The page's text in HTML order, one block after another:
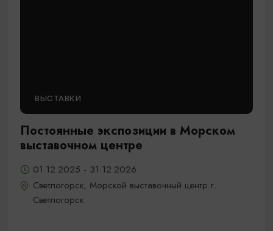
ВЫСТАВКИ
Постоянные экспозиции в Морском
выставочном центре
01.12.2025 - 31.12.2026
Светлогорск, Морской выставочный центр г.
Светлогорск